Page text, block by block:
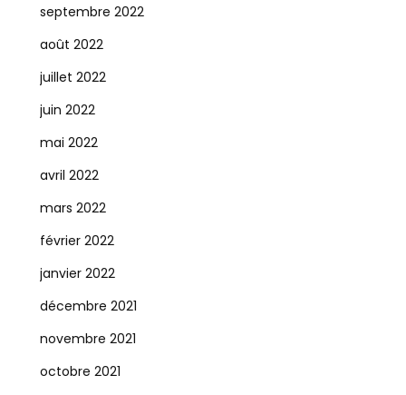
septembre 2022
août 2022
juillet 2022
juin 2022
mai 2022
avril 2022
mars 2022
février 2022
janvier 2022
décembre 2021
novembre 2021
octobre 2021